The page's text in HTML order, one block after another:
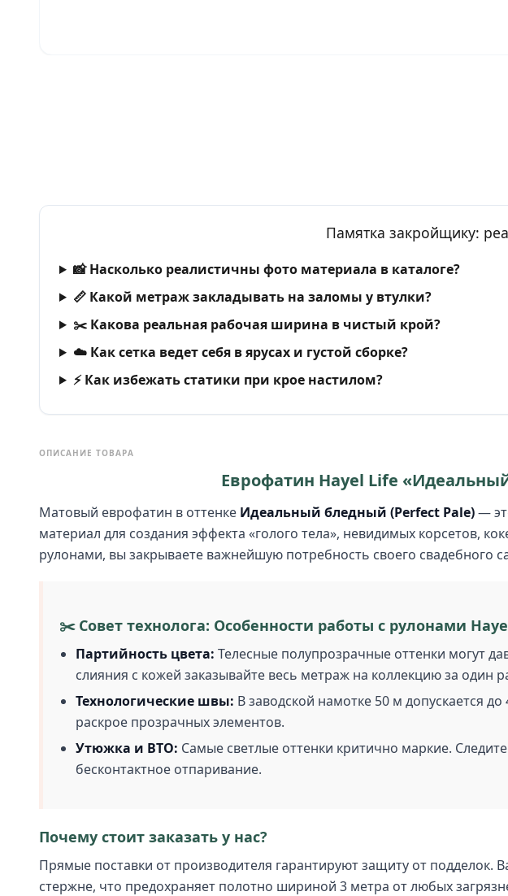
Памятка закройщику:
📸 Насколько реалистичны фото материала в каталоге?
📏 Какой метраж закладывать на заломы у втулки?
✂️ Какова реальная рабочая ширина в чистый крой?
☁️ Как сетка ведет себя в ярусах и густой сборке?
⚡ Как избежать статики при крое настилом?
ОПИСАНИЕ ТОВАРА
Еврофатин Hayel Life
Матовый еврофатин в оттенке Идеальный бледный (Perfect Pale)—
материал для создания эффекта «голого тела», невидимых корсетов,
рулонами, вы закрываете важнейшую потребность своего свадебного
✂️ Совет технолога: Особенности работы с рулонами
Партийность цвета: Телесные полупрозрачные оттенки могут
слияния с кожей заказывайте весь метраж на коллекцию за один
Технологические швы: В заводской намотке 50 м допускается
раскрое прозрачных элементов.
Утюжка и ВТО: Самые светлые оттенки критично маркие.
бесконтактное отпаривание.
Почему стоит заказать у нас?
Прямые поставки от производителя гарантируют защиту от подделок.
стержне, что предохраняет полотно шириной 3 метра от любых